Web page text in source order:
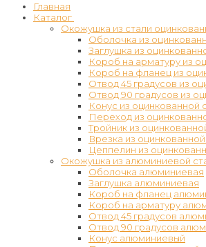
Главная
Каталог
Окожушка из стали
Оболочка из
Заглушка из
Короб на арматуру из
Короб на фланец из
Отвод 45 градусов из
Отвод 90 градусов из
Конус из оцинкованной
Переход из
Тройник из
Врезка из
Цеппелин из
Окожушка из алюминиевой
Оболочка алюминиевая
Заглушка алюминиевая
Короб на фланец
Короб на арматуру
Отвод 45 градусов
Отвод 90 градусов
Конус алюминиевый